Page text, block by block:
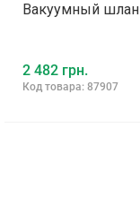
Вакуумный
2 482 грн.
Код товара: 87907